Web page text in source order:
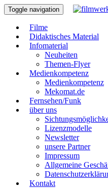
Toggle navigation
Filme
Didaktisches Material
Infomaterial
Neuheiten
Themen-Flyer
Medienkompetenz
Medienkompetenz
Mekomat.de
Fernsehen/Funk
über uns
Lizenzmodelle
Newsletter
unsere Partner
Impressum
Allgemeine
Kontakt